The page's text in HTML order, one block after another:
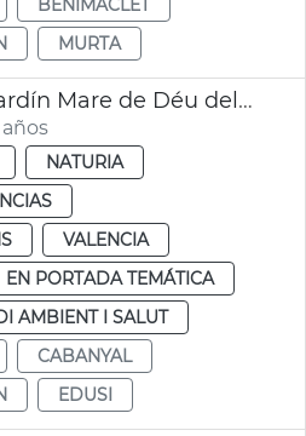
MURTA
Remodelación Jardín Mare de Déu del Castell
NATURIA
VALENCIA
EN PORTADA TEMÁTICA
AMBIENT I SALUT
CABANYAL
EDUSI